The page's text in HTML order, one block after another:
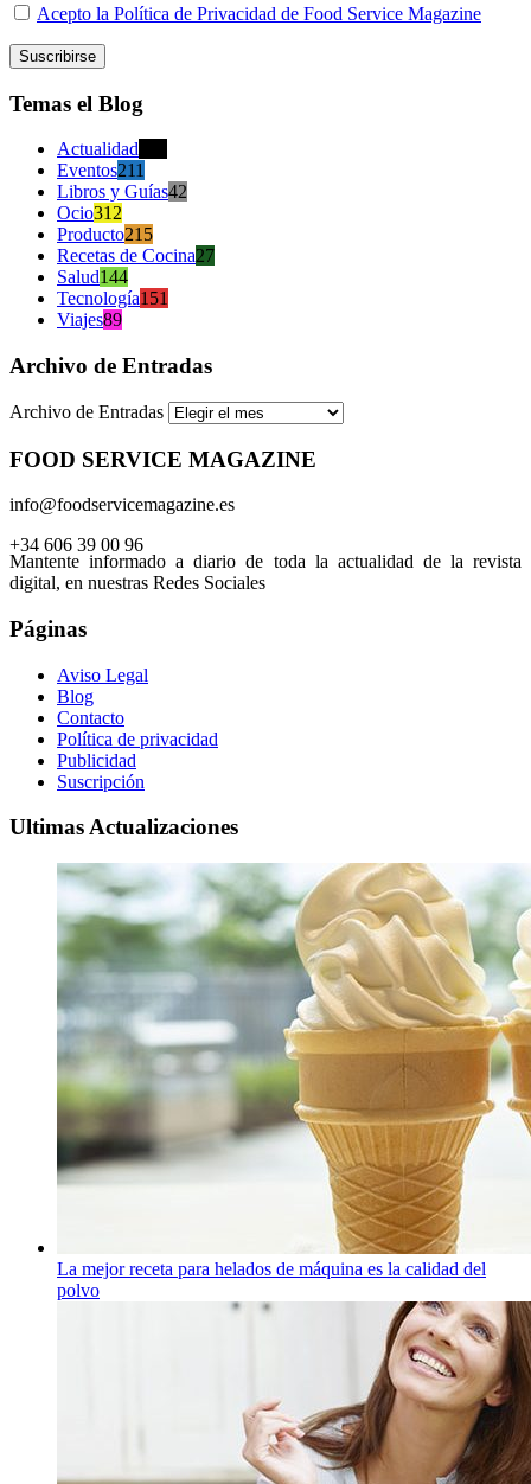
Acepto la Política de Privacidad de Food Service Magazine
Temas el Blog
Actualidad
Eventos211
Libros y Guías42
Ocio312
Producto215
Recetas de Cocina27
Salud144
Tecnología151
Viajes89
Archivo de Entradas
Archivo de Entradas
FOOD SERVICE MAGAZINE
info@foodservicemagazine.es
+34 606 39 00 96
Mantente informado a diario de toda la actualidad de la revista
digital, en nuestras Redes Sociales
Páginas
Aviso Legal
Blog
Contacto
Política de privacidad
Publicidad
Suscripción
Ultimas Actualizaciones
La mejor receta para helados de máquina es la calidad del
polvo